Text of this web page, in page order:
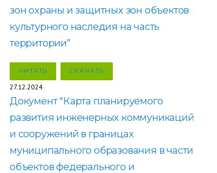
зон охраны и защитных зон объектов
культурного наследия на часть
территории”
ЧИТАТЬ СКАЧАТЬ
27.12.2024
Документ “Карта планируемого
развития инженерных коммуникаций
и сооружений в границах
муниципального образования в части
объектов федерального и